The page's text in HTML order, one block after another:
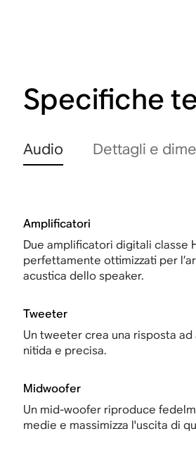
Specifiche
Audio Dettagli e
Amplificatori
Due amplificatori digitali classe
perfettamente ottimizzati per
acustica dello speaker.
Tweeter
Un tweeter crea una risposta ad
nitida e precisa.
Midwoofer
Un mid-woofer riproduce
medie e massimizza l'uscita di